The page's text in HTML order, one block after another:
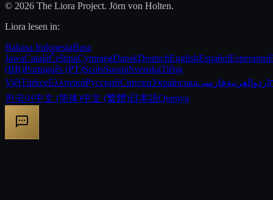
© 2026 The Liora Project. Jörn von Holten.
Liora lesen in:
Bahasa IndonesiaBasa
JawaCatalàČeštinaCymraegDanskDeutschEnglishEspañolEsperanto
(BR)Português (PT)ScotsSuomiSvenskaTiếng
ViệtTürkçeΕλληνικάРусскийСрпскиУкраїнська اردو العربيةفارسی
한국어中文 (简体)中文 (繁體)日本語Quenya